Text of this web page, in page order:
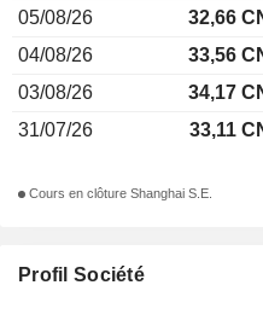
Profil Société
05/08/26
32,66
04/08/26
33,56
03/08/26
34,17
31/07/26
33,11
Cours en clôture Shanghai S.E.